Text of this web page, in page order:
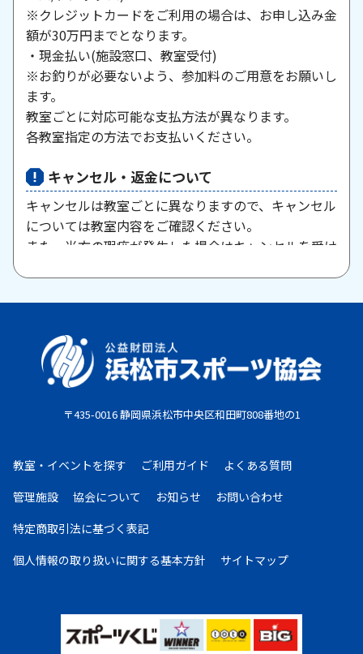
※クレジットカードをご利用の場合は、お申し込み金
額が30万円までとなります。
・現金払い(施設窓口、教室受付)
※お釣りが必要ないよう、参加料のご用意をお願いし
ます。
教室ごとに対応可能な支払方法が異なります。
各教室指定の方法でお支払いください。
キャンセル・返金について
キャンセルは教室ごとに異なりますので、キャンセル
については教室内容をご確認ください。
また、当方の瑕疵が発生した場合はキャンセルを受け
原則として、一旦納入された参加料・受講料は返金い
としていたしません。教室期間中にケガ・病気等によ
り、医師から運動制限が出された場合は、担当者まで
ご相談ください。
・コンビニ払い：お申し込み後、7日以内にお申し込
いください。
金となります。
・現金払い：教室指定の場所(施設窓口、教室受付等)
お申し込みについて
複数の教室・イベントを購入希望の場合は、大変お手
〒435-0016 静岡県浜松市中央区和田町808番地の1
教室・イベントを探す ご利用ガイド
よくある質問
管理施設
協会について お知らせ
お問い合わせ
特定商取引法に基づく表記
個人情報の取り扱いに関する基本方針 サイトマップ